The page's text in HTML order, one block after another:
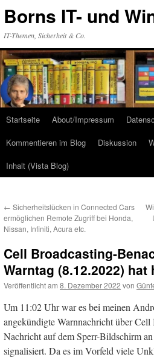
Inhalt
Borns IT- und
IT-Themen, Sicherheit & Co.
Startseite About/Impressum
Kommentieren im Blog
Diskussion
Inhalt (Vista Blog)
← Sicherheitslücken in Connected Cars
ermöglichen Remote Zugriff bei Honda,
Nissan, Infiniti, Acura etc.
Cell Broadcasting-
Warntag (8.12.2022)
Veröffentlicht am 8. Dezember 2022 von
Um 11:02 Uhr war es bei meinen
angekündigte Warnnachricht über
Nachricht auf dem Sperr-Bildschirm
signalisiert. Da es im Vorfeld viele